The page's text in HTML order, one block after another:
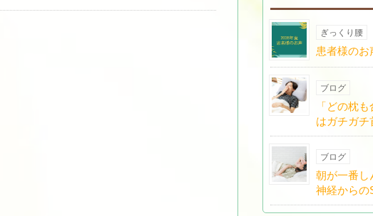
ぎっくり腰
患者様のお
ブログ
「どの枕
はガチガチ
ブログ
朝が一番し
神経からの